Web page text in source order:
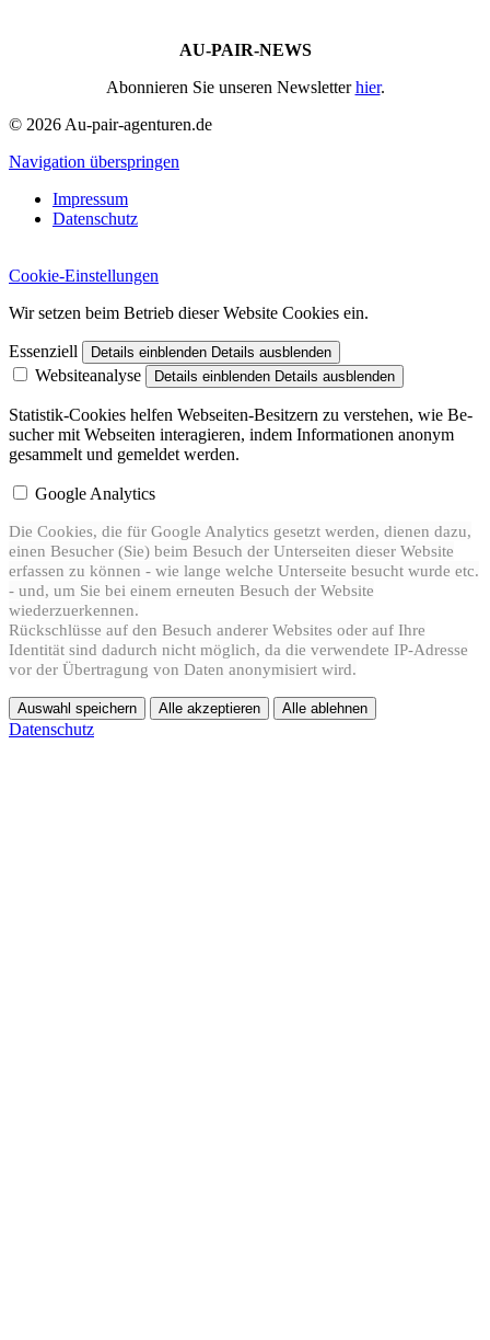
AU-PAIR-NEWS
Abonnieren Sie unseren Newsletterhier.
© 2026 Au-pair-agenturen.de
Navigation überspringen
Impressum
Datenschutz
Cookie-Einstellungen
Wir setzen beim Betrieb dieser Website Cookies ein.
Essenziell Details einblenden Details ausblenden
Websiteanalyse Details einblenden Details ausblenden
Statistik-Cookies helfen Web­seiten-Besitzern zu verstehen, wie Be­
sucher mit Web­seiten inter­a­gieren, indem In­for­ma­tio­nen ano­nym
gesam­melt und gemel­det wer­den.
Google Analytics
Die Cookies, die für Google Analytics gesetzt werden, dienen dazu,
einen Besucher (Sie) beim Besuch der Unterseiten dieser Website
erfassen zu können - wie lange welche Unterseite besucht wurde etc.
- und, um Sie bei einem erneuten Besuch der Website
wiederzuerkennen.
Rückschlüsse auf den Besuch anderer Websites oder auf Ihre
Identität sind dadurch nicht möglich, da die verwendete IP-Adresse
vor der Übertragung von Daten anonymisiert wird.
Auswahl speichern Alle akzeptieren Alle ablehnen
Datenschutz